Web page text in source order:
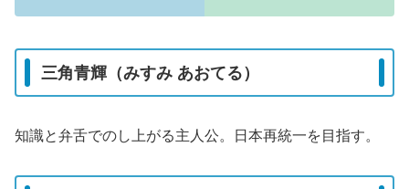
三角青輝（みすみ あおてる）
知識と弁舌でのし上がる主人公。日本再統一を目指す。